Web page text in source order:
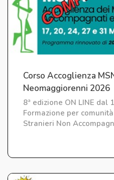
Corso Accoglienza
Neomaggiorenni 2026
8ª edizione ON LINE dal
Formazione per
Stranieri Non